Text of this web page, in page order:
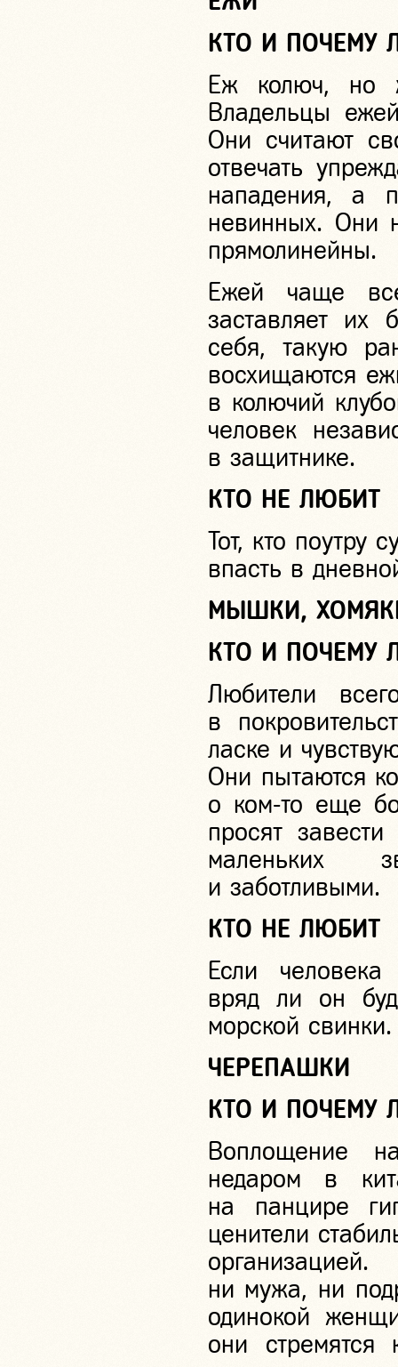
КТО И ПОЧЕМУ
Еж колюч, но
Владельцы
Они считают
отвечать
нападения, а
невинных. Они
прямолинейны.
Ежей чаще
заставляет
себя, такую
восхищаются
в колючий
человек
в защитнике.
КТО НЕ ЛЮБИТ
Тот, кто поутру
впасть в
МЫШКИ,
КТО И ПОЧЕМУ
Любители
в
ласке и
Они пытаются
о ком-то еще
просят
маленьких
и заботливыми.
КТО НЕ ЛЮБИТ
Если
вряд ли он
морской свинки.
ЧЕРЕПАШКИ
КТО И ПОЧЕМУ
Воплощение
недаром в
на панцире
ценители
ни мужа, ни
одинокой
они